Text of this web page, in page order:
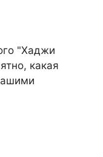
"Хаджи
какая